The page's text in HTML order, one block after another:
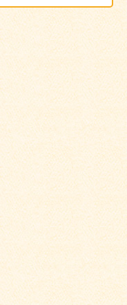
カートへ進む